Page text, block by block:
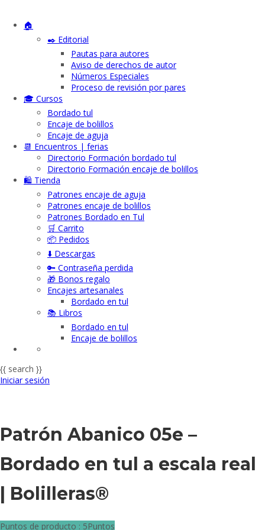
🏠
✒️ Editorial
Pautas para autores
Aviso de derechos de autor
Números Especiales
Proceso de revisión por pares
🎓 Cursos
Bordado tul
Encaje de bolillos
Encaje de aguja
📆 Encuentros | ferias
Directorio Formación bordado tul
Directorio Formación encaje de bolillos
🛍️ Tienda
Patrones encaje de aguja
Patrones encaje de bolillos
Patrones Bordado en Tul
🛒 Carrito
📦 Pedidos
⬇️ Descargas
🔑 Contraseña perdida
🎁 Bonos regalo
Encajes artesanales
Bordado en tul
📚 Libros
Bordado en tul
Encaje de bolillos
{{ search }}
Iniciar sesión
Patrón Abanico 05e –
Bordado en tul a escala real
| Bolilleras®
Puntos de producto : 5Puntos